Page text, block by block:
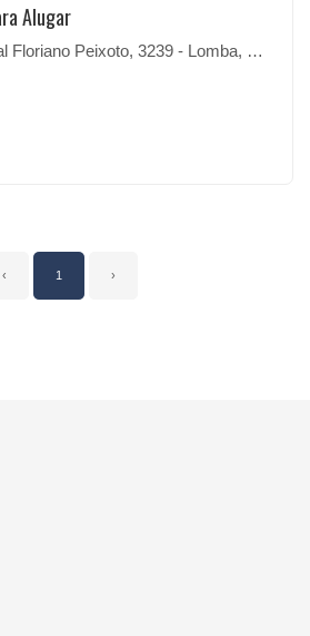
Alugar
Peixoto, 3239 - Lomba, São Lourenço do Sul-RS
‹ 1 ›